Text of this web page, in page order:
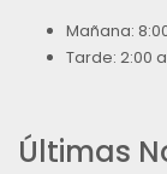
Mañana:
Tarde: 2:00
Últimas